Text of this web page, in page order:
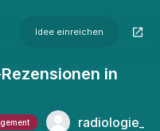
Idee einreichen
in